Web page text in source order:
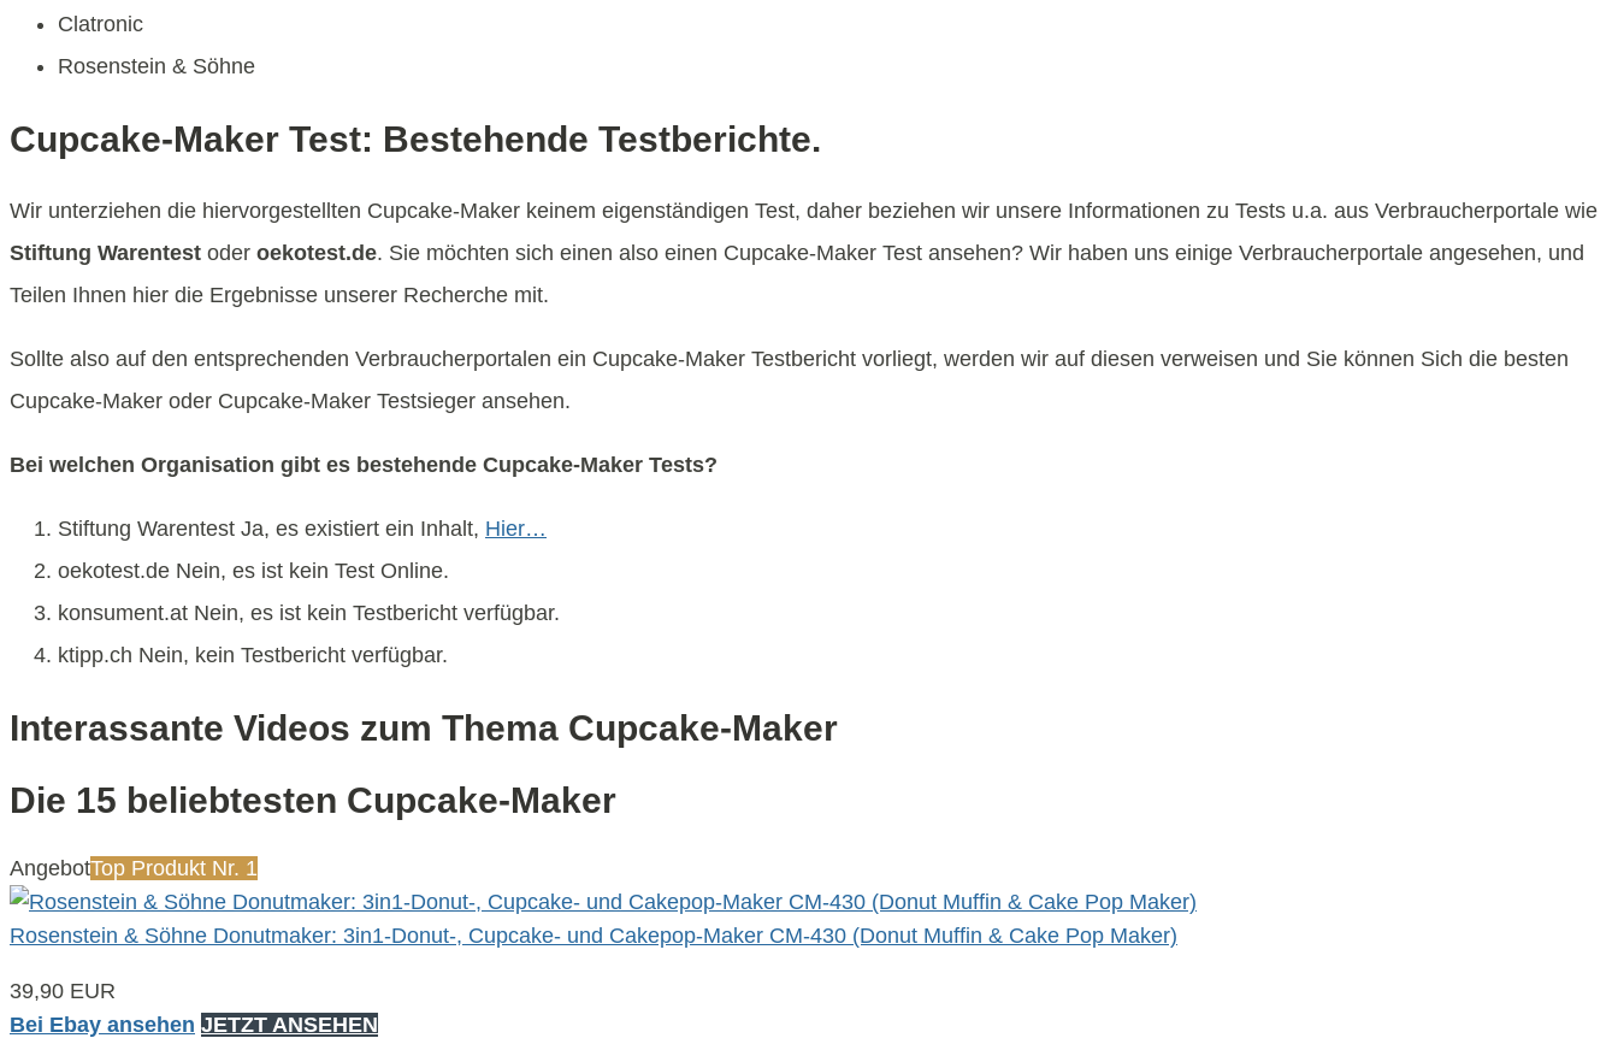
Clatronic
Rosenstein & Söhne
Cupcake-Maker Test: Bestehende Testberichte.
Wir unterziehen die hiervorgestellten Cupcake-Maker keinem eigenständigen Test, daher beziehen wir unsere Informationen zu Tests u.a. aus Verbraucherportale wie
Stiftung Warentest oder oekotest.de. Sie möchten sich einen also einen Cupcake-Maker Test ansehen? Wir haben uns einige Verbraucherportale angesehen, und
Teilen Ihnen hier die Ergebnisse unserer Recherche mit.
Sollte also auf den entsprechenden Verbraucherportalen ein Cupcake-Maker Testbericht vorliegt, werden wir auf diesen verweisen und Sie können Sich die besten
Cupcake-Maker oder Cupcake-Maker Testsieger ansehen.
Bei welchen Organisation gibt es bestehende Cupcake-Maker Tests?
Stiftung Warentest Ja, es existiert ein Inhalt, Hier…
oekotest.de Nein, es ist kein Test Online.
konsument.at Nein, es ist kein Testbericht verfügbar.
ktipp.ch Nein, kein Testbericht verfügbar.
Interassante Videos zum Thema Cupcake-Maker
Die 15 beliebtesten Cupcake-Maker
AngebotTop Produkt Nr. 1
Rosenstein & Söhne Donutmaker: 3in1-Donut-, Cupcake- und Cakepop-Maker CM-430 (Donut Muffin & Cake Pop Maker)
39,90 EUR
Bei Ebay ansehen JETZT ANSEHEN